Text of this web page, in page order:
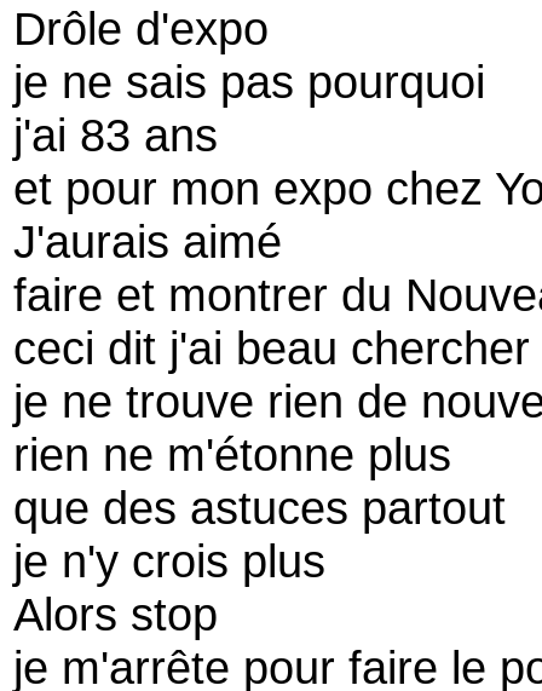
Drôle d'expo
je ne sais pas pourquoi
j'ai 83 ans
et pour mon expo chez
J'aurais aimé
faire et montrer du
ceci dit j'ai beau chercher
je ne trouve rien de
rien ne m'étonne plus
que des astuces partout
je n'y crois plus
Alors stop
je m'arrête pour faire le